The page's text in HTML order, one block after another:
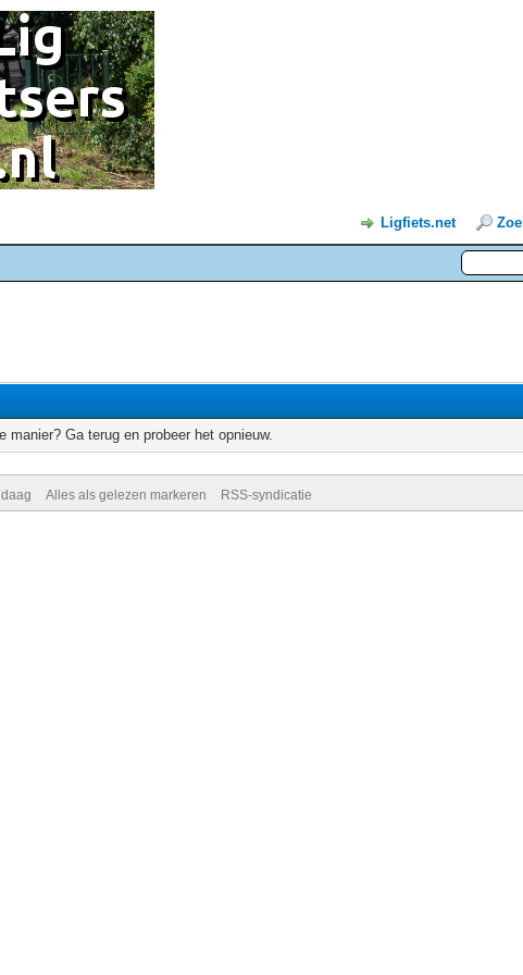
Ligfiets.net
Ga terug en probeer het opnieuw.
Alles als gelezen markeren RSS-syndicatie